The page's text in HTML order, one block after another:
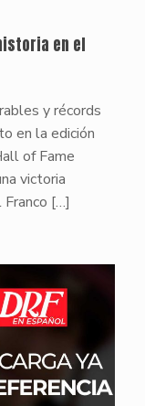
en el
y récords
en la edición
of Fame
victoria
[…]